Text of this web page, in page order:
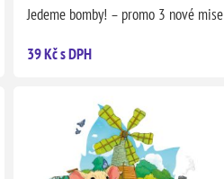
Jedeme bomby! – promo 3 nové mise
39 Kč s DPH